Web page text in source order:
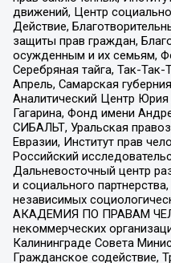
движений, Центр
Действие,
защиты прав граждан,
осужденным и их семьям,
Серебряная тайга, Так-
Апрель, Самарская
Аналитический Центр
Гагарина, Фонд имени
СИБАЛЬТ, Уральская
Евразии, Институт прав
Российский
Дальневосточный центр
и социального
независимых
АКАДЕМИЯ ПО ПРАВАМ
некоммерческих
Калининграде Совета
Гражданское содействие,